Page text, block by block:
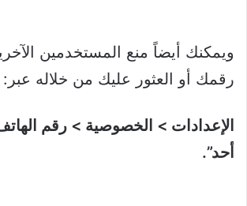
ويمكنك أيضاً منع المستخدمين
رقمك أو العثور عليك من خلاله عبر:
الإعدادات > الخصوصية > رقم
أحد”.